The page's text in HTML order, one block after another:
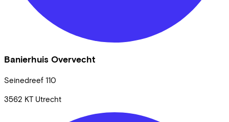
Banierhuis Overvecht
Seinedreef 110
3562 KT Utrecht